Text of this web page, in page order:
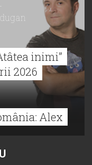
inimi”
2026
Alex